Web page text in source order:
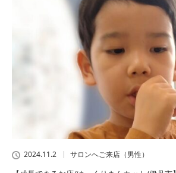
2024.11.2 サロンへご来店（男性）